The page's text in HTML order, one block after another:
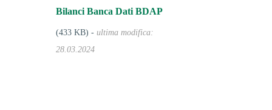
Bilanci Banca Dati BDAP
(433 KB) - ultima modifica:
28.03.2024